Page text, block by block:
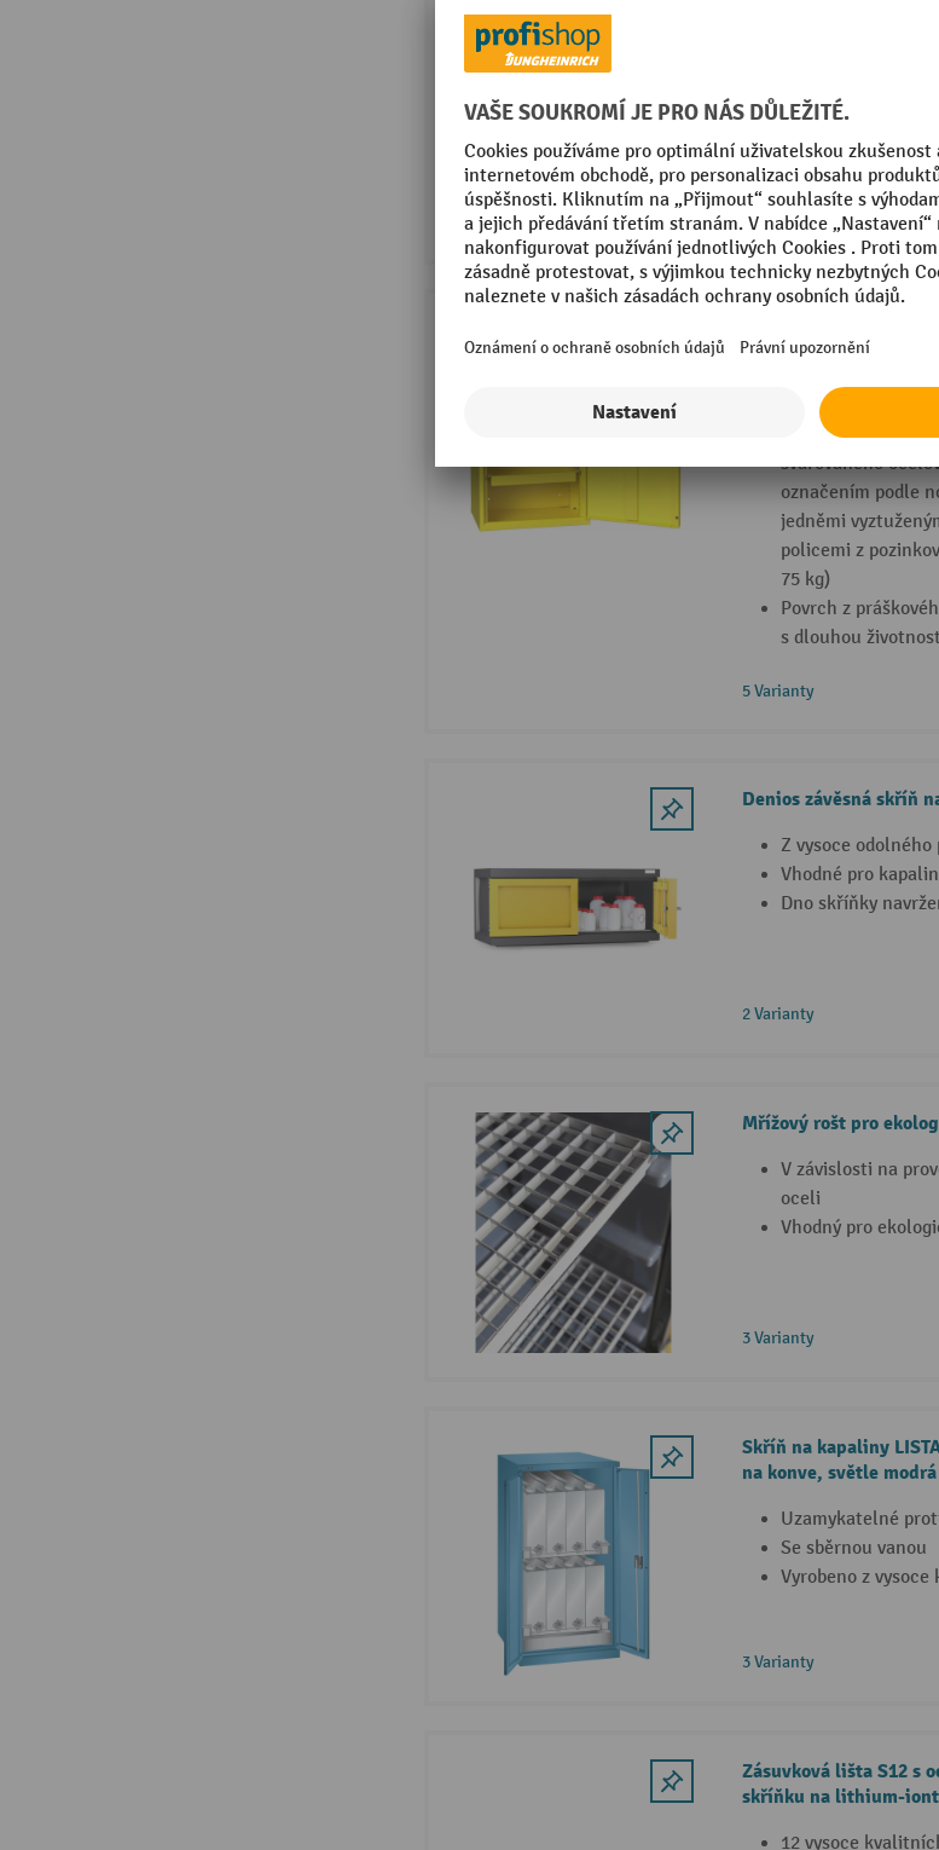
Integrovaná
16 Varianty
Skříň na chemikálie
Splňuje směrnice
prostředí a Best
svařovaného
označením podle
jedněmi
policemi z
75 kg)
Povrch z
s dlouhou
5 Varianty
Denios závěsná skříň
Z vysoce
Vhodné pro
Dno skříňky
2 Varianty
Mřížový rošt pro
V závislosti na
oceli
Vhodný pro
3 Varianty
Skříň na kapaliny
na konve, světle modrá
Uzamykatelné
Se sběrnou vanou
Vyrobeno z
3 Varianty
Zásuvková lišta S12 s
skříňku na lithium-
12 vysoce